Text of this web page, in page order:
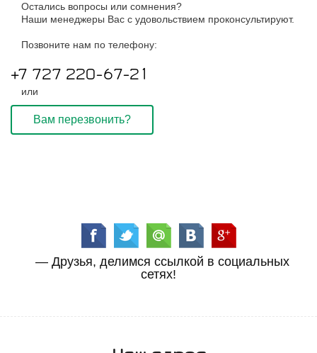
Остались вопросы или сомнения?
Наши менеджеры Вас с удовольствием проконсультируют.
Позвоните нам по телефону:
+7 727 220-67-21
или
Вам перезвонить?
— Друзья, делимся ссылкой в социальных
сетях!